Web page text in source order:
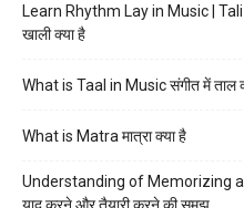
Learn Rhythm Lay in Music |
खाली क्या है
What is Taal in Music संगीत में ताल
What is Matra मात्रा क्या है
Understanding of Memorizing
याद करने और तैयारी करने की समझ